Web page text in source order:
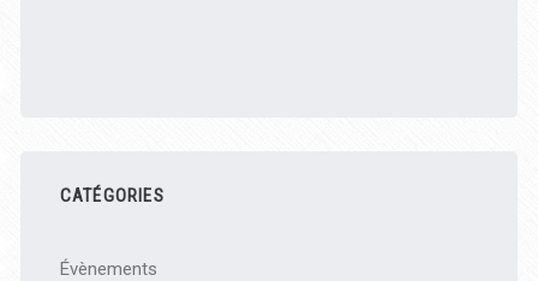
CATÉGORIES
Évènements